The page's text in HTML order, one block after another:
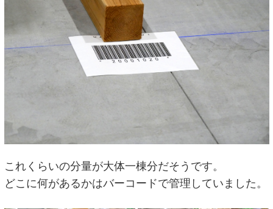
これくらいの分量が大体一棟分だそうです。
どこに何があるかはバーコードで管理していました。